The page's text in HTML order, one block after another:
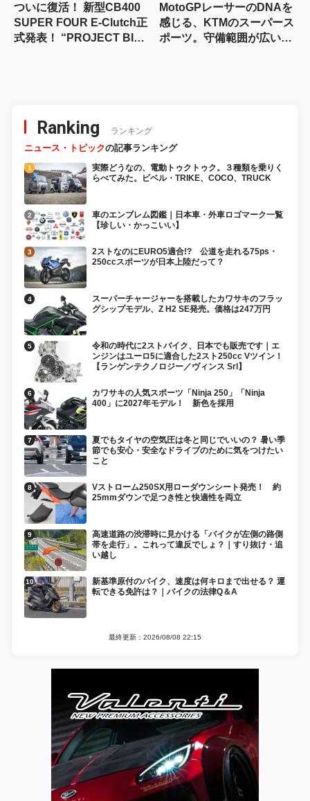
ついに復活！ 新型CB400
SUPER FOUR E-Clutch正
式発表！ “PROJECT BIG-
MotoGPレーサーのDNAを
感じる、KTMのスーパース
ポーツ。守備範囲が広い史
Ranking ランキング
ニュース・トピックの記事ランキング
実際どうなの、電動トゥクトゥク。３種類を乗りく
らべてみた。ビベル・TRIKE、COCO、TRUCK
車のエンブレム図鑑｜日本車・外車ロゴマーク一覧
【珍しい・かっこいい】
2ストなのにEURO5適合!? 公道を走れる75ps・
250ccスポーツが日本上陸だって？
スーパーチャージャーを搭載したカワサキのフラッ
グシップモデル、Z H2 SE発売。価格は247万円
令和の時代に2ストバイク、日本でも販売です｜エ
ンジンはユーロ5に適合した2スト250cc Vツイン！
【ランゲンテクノロジー／ヴィンス Srl】
カワサキの人気スポーツ「Ninja 250」「Ninja
400」に2027年モデル！ 新色を採用
夏でもタイヤの空気圧は冬と同じでいいの？ 暑い季
節でも安心・安全なドライブのために気をつけたい
こと
Vストローム250SX用ローダウンシート発売！ 約
25mmダウンで足つき性と快適性を両立
高速道路の渋滞時に見かける「バイクが左側の路側
帯を走行」。これって違反でしょ？｜すり抜け・追
い越し
新基準原付のバイク、速度は何キロまで出せる？ 運
転できる免許は？｜バイクの法律Q＆A
最終更新：2026/08/08 22:15